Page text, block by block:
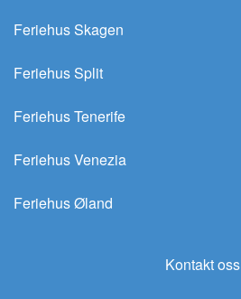
Feriehus Skagen
Feriehus Split
Feriehus Tenerife
Feriehus Venezia
Feriehus Øland
Kontakt oss